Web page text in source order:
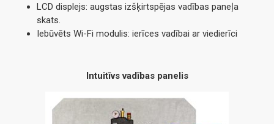
LCD displejs: augstas izšķirtspējas vadības paneļa
skats.
Iebūvēts Wi-Fi modulis: ierīces vadībai ar viedierīci
Intuitīvs vadības panelis